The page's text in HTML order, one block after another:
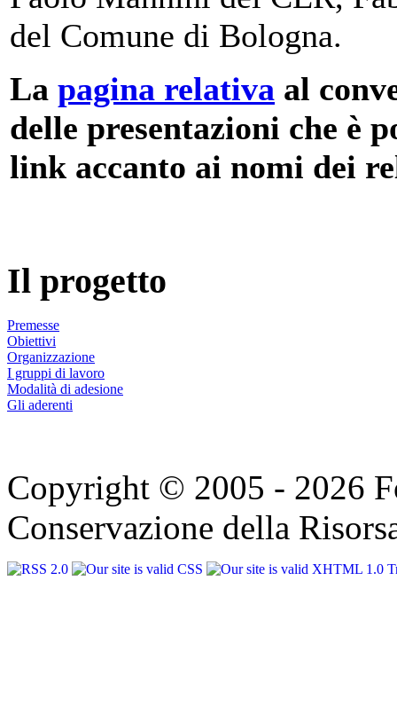
del Comune di Bologna.
La pagina relativa al
delle presentazioni che è
link accanto ai nomi dei
Il progetto
Premesse
Obiettivi
Organizzazione
I gruppi di lavoro
Modalità di adesione
Gli aderenti
Copyright © 2005 - 2026
Conservazione della